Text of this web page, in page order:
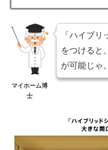
マイホーム博
士
「ハイブ
をつけると
が可能じゃ